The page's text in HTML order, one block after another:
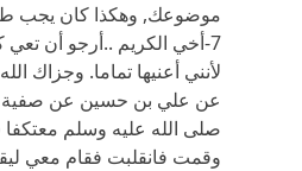
موضوعك, وهكذا كان يجب
7-أخي الكريم ..أرجو أن
لأنني أعنيها تماما. وجزاك
عن علي بن حسين عن صفية
صلى الله عليه وسلم معتكفا
وقمت فانقلبت فقام معي